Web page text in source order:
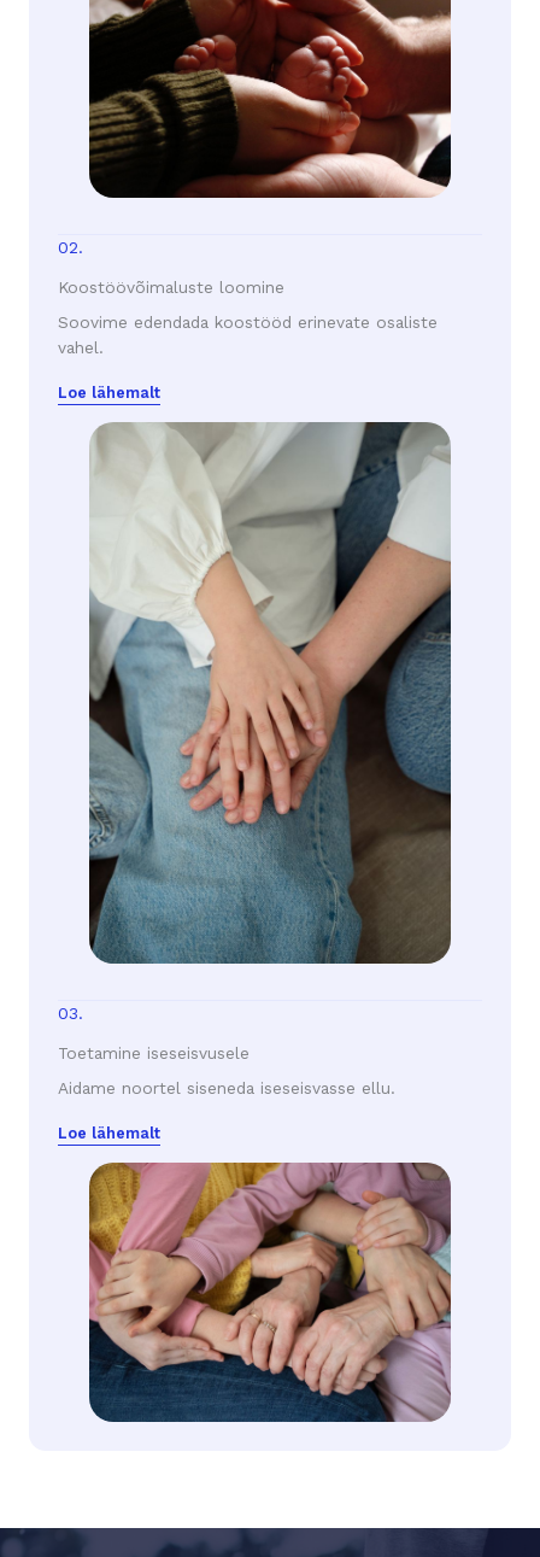
02.
Koostöövõimaluste loomine
Soovime edendada koostööd erinevate osaliste
vahel.
Loe lähemalt
03.
Toetamine iseseisvusele
Aidame noortel siseneda iseseisvasse ellu.
Loe lähemalt